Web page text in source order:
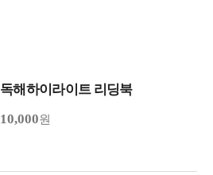
독해하이라이트 리딩북
10,000원